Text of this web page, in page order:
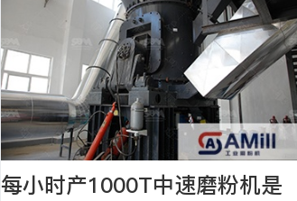
每小时产1000T中速磨粉机是